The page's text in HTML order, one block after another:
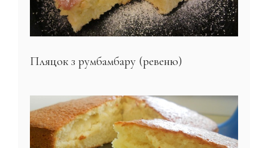
Пляцок з румбамбару (ревеню)